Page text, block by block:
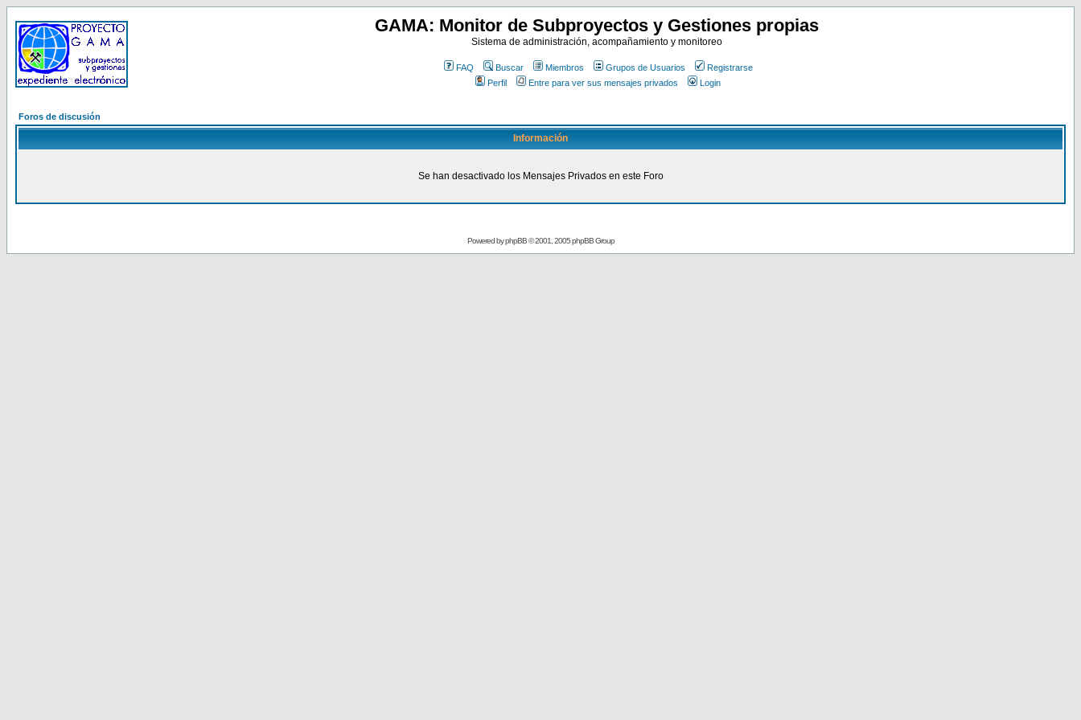
GAMA: Monitor de Subproyectos y Gestiones propias
Sistema de administración, acompañamiento y monitoreo
FAQ Buscar Miembros Grupos de Usuarios
Registrarse
Perfil
Entre para ver sus mensajes privados Login
Foros de discusión
Información
Se han desactivado los Mensajes Privados en este Foro
Powered byphpBB© 2001, 2005 phpBB Group